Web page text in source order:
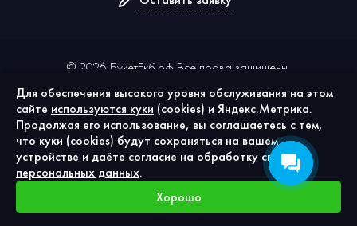
© 2026 БукетЕкб.рф Все права защищены.
Политика конфиденциальности
Публичная оферта
Согласие на обработку персональных данных
Использование cookies
Для обеспечения высокого уровня обслуживания на этом
сайте используются куки (cookies) и Яндекс.Метрика.
Продолжая его использование, вы соглашаетесь с тем,
что куки (cookies) будут сохраняться на вашем
устройстве и даёте согласие на обработку своих
персональных данных.
Хорошо